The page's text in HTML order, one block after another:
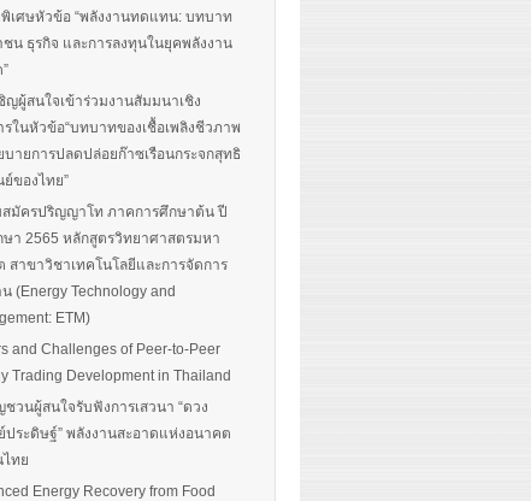
พิเศษหัวข้อ “พลังงานทดแทน: บทบาท
ชน ธุรกิจ และการลงทุนในยุคพลังงาน
ชิญผู้สนใจเข้าร่วมงานสัมมนาเชิง
รในหัวข้อ“บทบาทของเชื้อเพลิงชีวภาพ
บายการปลดปล่อยก๊าซเรือนกระจกสุทธิ
ย์ของไทย”
สมัครปริญญาโท ภาคการศึกษาต้น ปี
ษา 2565 หลักสูตรวิทยาศาสตรมหา
าขาวิชาเทคโนโลยีและการจัดการ
(Energy Technology and
ETM)
and Challenges of Peer-to-Peer
Trading Development in Thailand
วนผู้สนใจรับฟังการเสวนา “ดวง
ประดิษฐ์” พลังงานสะอาดแห่งอนาคต
ไทย
Energy Recovery from Food